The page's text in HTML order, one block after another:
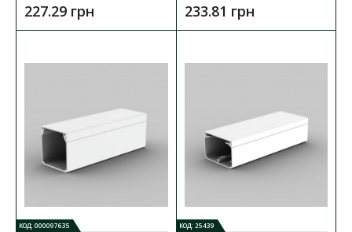
130.85 грн
В закладки
227.29 грн 233.81 грн
КОД: 000097635 КОД: 25439